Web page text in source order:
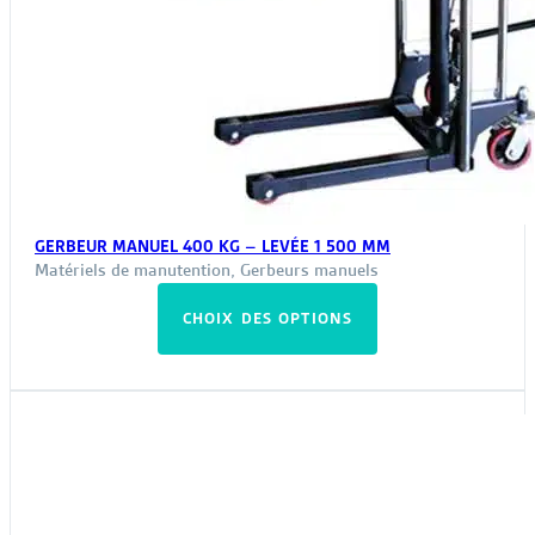
GERBEUR MANUEL 400 KG – LEVÉE 1 500 MM
Matériels de manutention, Gerbeurs manuels
CHOIX DES OPTIONS
a
plusieurs